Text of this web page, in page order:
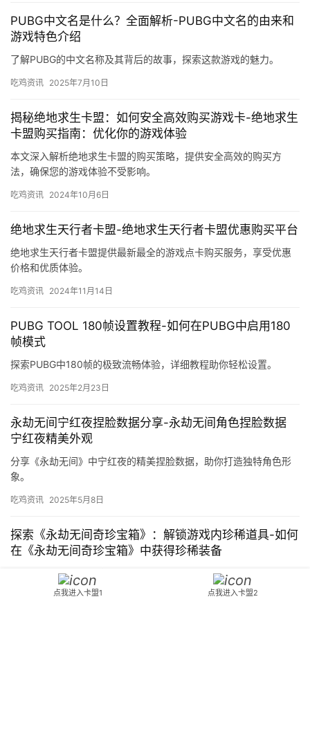
PUBG中文名是什么？全面解析-PUBG中文名的由来和
游戏特色介绍
了解PUBG的中文名称及其背后的故事，探索这款游戏的魅力。
吃鸡资讯 2025年7月10日
揭秘绝地求生卡盟：如何安全高效购买游戏卡-绝地求生
卡盟购买指南：优化你的游戏体验
本文深入解析绝地求生卡盟的购买策略，提供安全高效的购买方
法，确保您的游戏体验不受影响。
吃鸡资讯 2024年10月6日
绝地求生天行者卡盟-绝地求生天行者卡盟优惠购买平台
绝地求生天行者卡盟提供最新最全的游戏点卡购买服务，享受优惠
价格和优质体验。
吃鸡资讯 2024年11月14日
PUBG TOOL 180帧设置教程-如何在PUBG中启用180
帧模式
探索PUBG中180帧的极致流畅体验，详细教程助你轻松设置。
吃鸡资讯 2025年2月23日
永劫无间宁红夜捏脸数据分享-永劫无间角色捏脸数据
宁红夜精美外观
分享《永劫无间》中宁红夜的精美捏脸数据，助你打造独特角色形
象。
吃鸡资讯 2025年5月8日
探索《永劫无间奇珍宝箱》：解锁游戏内珍稀道具-如何
在《永劫无间奇珍宝箱》中获得珍稀装备
深入了解《永劫无间奇珍宝箱》，获取游戏内珍稀道具和装备，提
升你的游戏体验。
点我进入卡盟1 点我进入卡盟2